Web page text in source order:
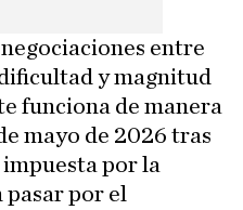
entre
y magnitud
funciona de manera
mayo de 2026 tras
por la
pasar por el